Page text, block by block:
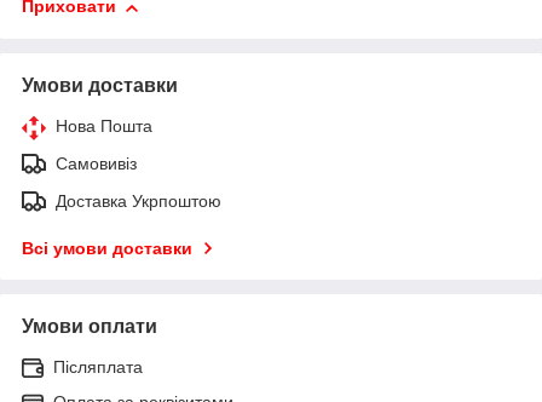
Приховати
Умови доставки
Нова Пошта
Самовивіз
Доставка Укрпоштою
Всі умови доставки
Умови оплати
Післяплата